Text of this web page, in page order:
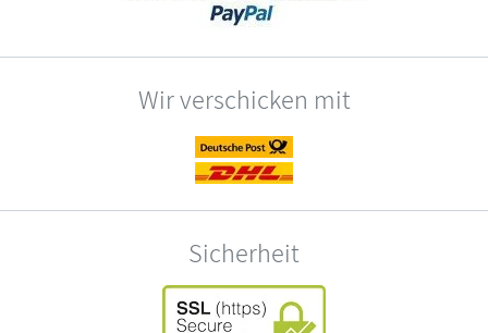
Wir verschicken mit
Sicherheit